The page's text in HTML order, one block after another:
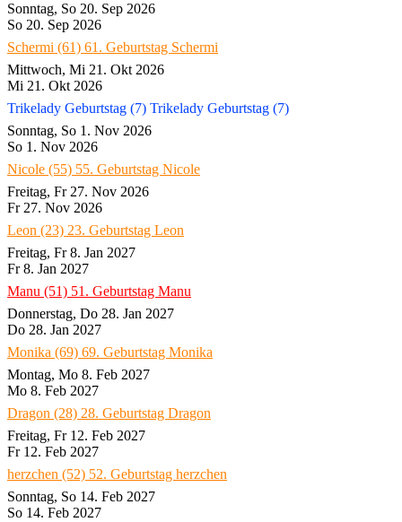
Sonntag, So 20. Sep 2026
So 20. Sep 2026
Schermi (61) 61. Geburtstag Schermi
Mittwoch, Mi 21. Okt 2026
Mi 21. Okt 2026
Trikelady Geburtstag (7) Trikelady Geburtstag (7)
Sonntag, So 1. Nov 2026
So 1. Nov 2026
Nicole (55) 55. Geburtstag Nicole
Freitag, Fr 27. Nov 2026
Fr 27. Nov 2026
Leon (23) 23. Geburtstag Leon
Freitag, Fr 8. Jan 2027
Fr 8. Jan 2027
Manu (51) 51. Geburtstag Manu
Donnerstag, Do 28. Jan 2027
Do 28. Jan 2027
Monika (69) 69. Geburtstag Monika
Montag, Mo 8. Feb 2027
Mo 8. Feb 2027
Dragon (28) 28. Geburtstag Dragon
Freitag, Fr 12. Feb 2027
Fr 12. Feb 2027
herzchen (52) 52. Geburtstag herzchen
Sonntag, So 14. Feb 2027
So 14. Feb 2027